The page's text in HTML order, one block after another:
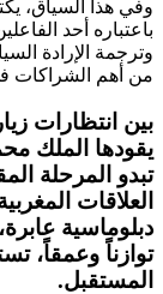
وفي هذا السياق،
باعتباره أحد
وترجمة الإرادة
من أهم الشراكات
بين انتظارات
يقودها الملك
تبدو المرحلة
العلاقات
دبلوماسية
توازناً وعمقاً،
المستقبل.